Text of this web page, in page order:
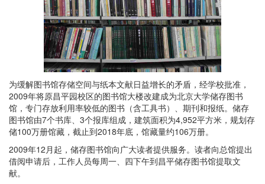
为缓解图书馆存储空间与纸本文献日益增长的矛盾，经学校批准，
2009年将原昌平园校区的图书馆大楼改建成为北京大学储存图书
馆，专门存放利用率较低的图书（含工具书）、期刊和报纸。储存
图书馆由7个书库、3个报库组成，建筑面积为4,952平方米，规划存
储100万册馆藏，截止到2018年底，馆藏量约106万册。
2009年12月起，储存图书馆向广大读者提供服务。读者向总馆提出
借阅申请后，工作人员每周一、四下午到昌平储存图书馆提取文
献。